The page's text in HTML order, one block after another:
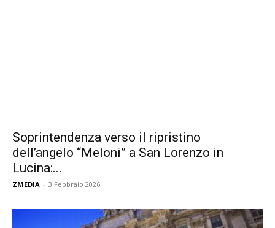
Soprintendenza verso il ripristino
dell’angelo “Meloni” a San Lorenzo in
Lucina:...
ZMEDIA - 3 Febbraio 2026